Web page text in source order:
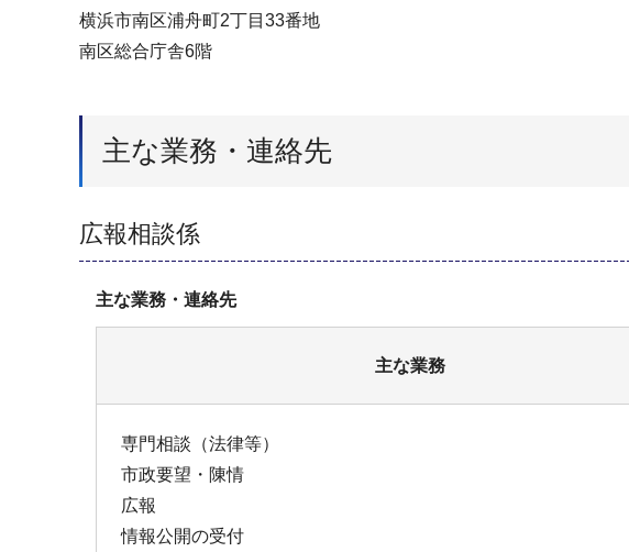
横浜市南区浦舟町2丁目33番地
南区総合庁舎6階
主な業務・連絡先
広報相談係
主な業務・連絡先
主な業務
専門相談（法律等）
市政要望・陳情
広報
情報公開の受付